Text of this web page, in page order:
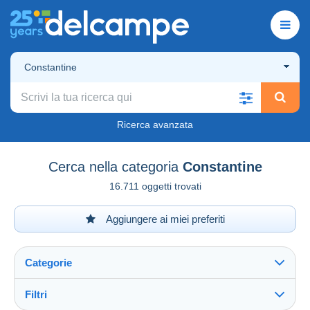
Constantine
Ricerca avanzata
Cerca nella categoria Constantine
16.711 oggetti trovati
Aggiungere ai miei preferiti
Categorie
Filtri